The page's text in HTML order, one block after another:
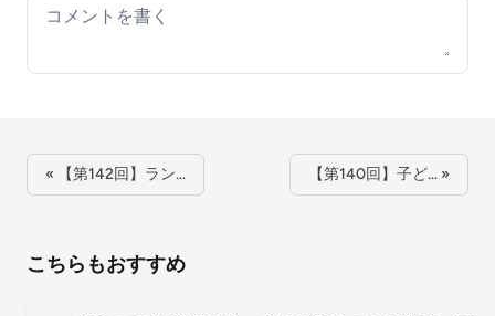
Your comment
« 【第142回】ラン… 【第140回】子ど… »
こちらもおすすめ